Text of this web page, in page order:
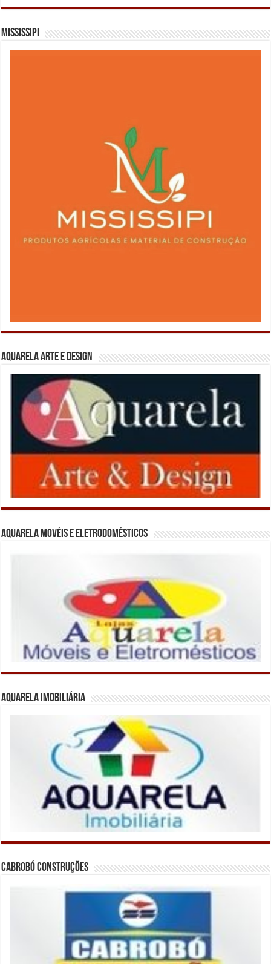
Mississipi
Aquarela Arte e Design
Aquarela Movéis e Eletrodomésticos
Aquarela Imobiliária
Cabrobó Construções